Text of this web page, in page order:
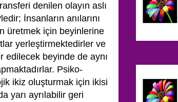
denilen olayın aslı
İnsanların anılarını
üretmek için beyinlerine
yerleştirmektedirler ve
edilecek beyinde de aynı
Psiko-
ikiz oluşturmak için ikisi
yarı ayrılabilir geri